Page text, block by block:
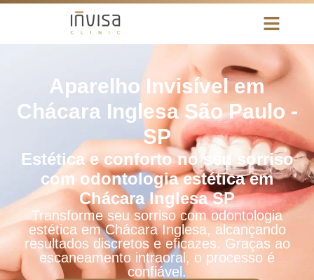
Aparelho Invisível em
Chácara Inglesa São Paulo -
SP
Estética e conforto no seu sorriso
com odontologia estética em
Chácara Inglesa SP
Transforme seu sorriso com odontologia
estética em Chácara Inglesa, alcançando
resultados discretos e eficazes. Graças ao
escaneamento intraoral, o processo é
confiável.